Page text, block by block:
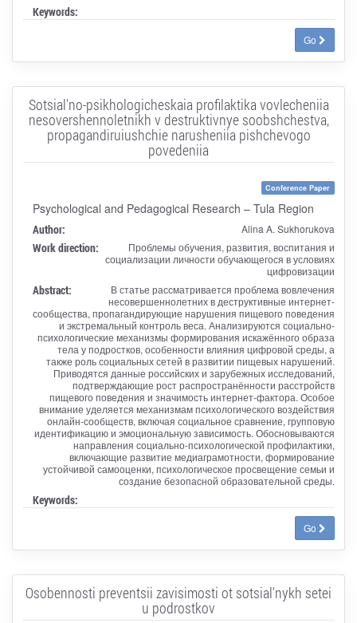
Keywords:
Go
Sotsial'no-psikhologicheskaia profilaktika vovlecheniia
nesovershennoletnikh v destruktivnye soobshchestva,
propagandiruiushchie narusheniia pishchevogo
povedeniia
Conference Paper
Psychological and Pedagogical Research – Tula Region
Author: Alina A. Sukhorukova
Work direction:
Проблемы обучения, развития, воспитания и
социализации личности обучающегося в условиях
цифровизации
Abstract:
В статье рассматривается проблема вовлечения
несовершеннолетних в деструктивные интернет-
сообщества, пропагандирующие нарушения пищевого поведения
и экстремальный контроль веса. Анализируются социально-
психологические механизмы формирования искажённого образа
тела у подростков, особенности влияния цифровой среды, а
также роль социальных сетей в развитии пищевых нарушений.
Приводятся данные российских и зарубежных исследований,
подтверждающие рост распространённости расстройств
пищевого поведения и значимость интернет-фактора. Особое
внимание уделяется механизмам психологического воздействия
онлайн-сообществ, включая социальное сравнение, групповую
идентификацию и эмоциональную зависимость. Обосновываются
направления социально-психологической профилактики,
включающие развитие медиаграмотности, формирование
устойчивой самооценки, психологическое просвещение семьи и
создание безопасной образовательной среды.
Keywords:
Go
Osobennosti preventsii zavisimosti ot sotsial'nykh setei
u podrostkov